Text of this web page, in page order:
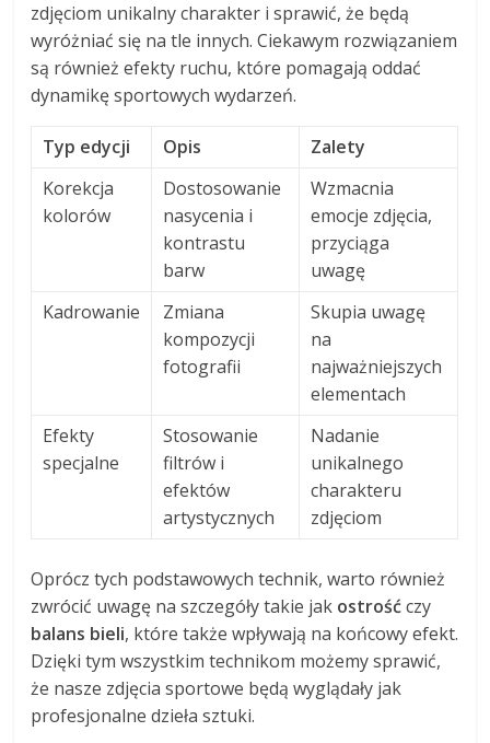
zdjęciom unikalny charakter i sprawić, że będą
wyróżniać się na tle innych. Ciekawym rozwiązaniem
są również efekty ruchu, które pomagają oddać
dynamikę sportowych wydarzeń.
Typ edycji Opis
Zalety
Korekcja
kolorów
Dostosowanie
nasycenia i
kontrastu
barw
Wzmacnia
emocje zdjęcia,
przyciąga
uwagę
Kadrowanie
Zmiana
kompozycji
fotografii
Skupia uwagę
na
najważniejszych
elementach
Efekty
specjalne
Stosowanie
filtrów i
efektów
artystycznych
Nadanie
unikalnego
charakteru
zdjęciom
Oprócz tych podstawowych technik, warto również
zwrócić uwagę na szczegóły takie jak ostrośćczy
balans bieli, które także wpływają na końcowy efekt.
Dzięki tym wszystkim technikom możemy sprawić,
że nasze zdjęcia sportowe będą wyglądały jak
profesjonalne dzieła sztuki.